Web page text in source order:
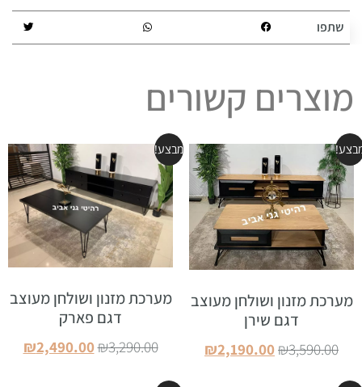
שתפו
מוצרים קשורים
מערכת מזנון ושולחן מעוצב
דגם שירן
₪3,590.00
₪2,190.00
מבצע!
מערכת מזנון ושולחן מעוצב
דגם פארק
₪3,290.00
₪2,490.00